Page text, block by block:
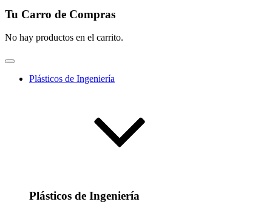
Tu Carro de Compras
No hay productos en el carrito.
Plásticos de Ingeniería
Plásticos de Ingeniería